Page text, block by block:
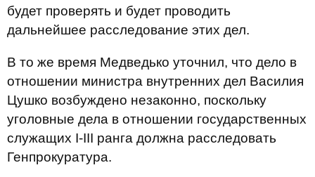
будет проверять и будет проводить
дальнейшее расследование этих дел.
В то же время Медведько уточнил, что дело в
отношении министра внутренних дел Василия
Цушко возбуждено незаконно, поскольку
уголовные дела в отношении государственных
служащих I-III ранга должна расследовать
Генпрокуратура.